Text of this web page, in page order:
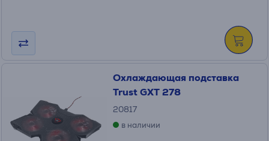
Охлаждающая подставка
Trust GXT 278
20817
в наличии